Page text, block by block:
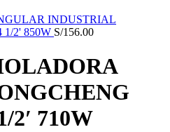
INDUSTRIAL
1/2' 850W S/156.00
2′ 710W